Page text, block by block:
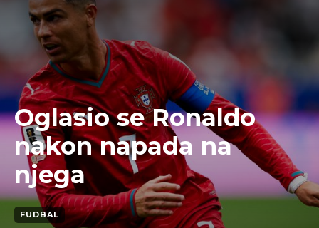
Oglasio se Ronaldo
nakon napada na
njega
FUDBAL